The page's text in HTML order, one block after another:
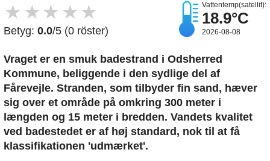
★ ★ ★ ★ ★
Betyg: 0.0/5 (0 röster)
Vattentemp(satellit):
18.9°C
2026-08-08
Vraget er en smuk badestrand i Odsherred
Kommune, beliggende i den sydlige del af
Fårevejle. Stranden, som tilbyder fin sand, hæver
sig over et område på omkring 300 meter i
længden og 15 meter i bredden. Vandets kvalitet
ved badestedet er af høj standard, nok til at få
klassifikationen 'udmærket'.